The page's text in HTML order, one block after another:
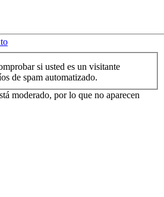
si usted es un visitante
de spam automatizado.
moderado, por lo que no aparecen